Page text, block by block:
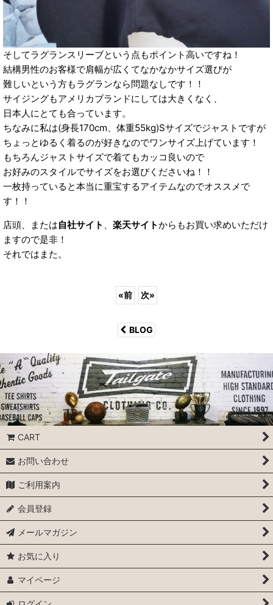
そしてラグランスリーブという点もポイント高いですね！
結構男性のお客様で肩幅が広くてなかなかサイズ選びが
難しいという方もラグランなら問題なしです！！
サイジングもアメリカブランドにしては大きくなく、
日本人にとても合っています。
ちなみに私は(身長170cm、体重55kg)Sサイズでジャストですが
ちょっとゆるく着るのが好きなのでワンサイズ上げています！
もちろんジャストサイズで着てもカッコ良いので
お好みのスタイルでサイズをお選びくださいね！！
一枚持っていると本当に重宝するアイテムなのでオススメで
す！！
店頭、または自社サイト 楽天サイトからもお買い求めいただけ
ますので是非！
それではまた。
«前 次»
BLOG
CART
お問い合わせ
ご利用案内
会員登録
メールマガジン
お気に入り
マイページ